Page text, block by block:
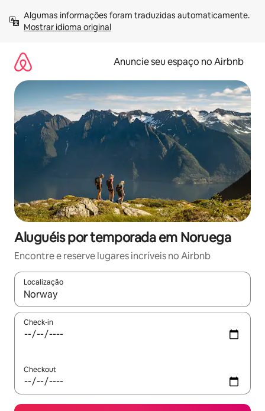
para
Mostrar idioma original
Anuncie seu espaço no Airbnb
Aluguéis por temporada em Noruega
Encontre e reserve lugares incríveis no Airbnb
Localização
Quando os resultados estiverem disponíveis, explore-os
Check-in
Checkout